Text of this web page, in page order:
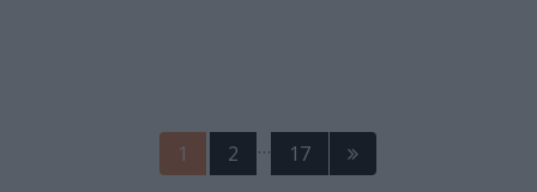
1 2 … 17